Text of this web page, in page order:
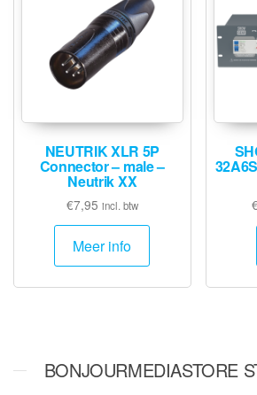
NEUTRIK XLR 5P
Connector – male –
Neutrik XX
€7,95 incl. btw
Meer info
BONJOURMEDIASTORE